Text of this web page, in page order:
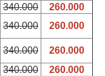
340.000
260.000
340.000
260.000
340.000
260.000
340.000
260.000